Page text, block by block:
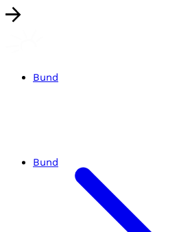
Bund
Bund